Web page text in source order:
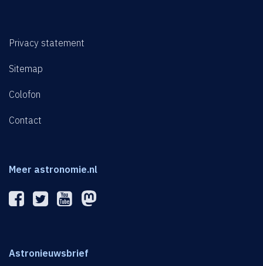
Privacy statement
Sitemap
Colofon
Contact
Meer astronomie.nl
Astronieuwsbrief